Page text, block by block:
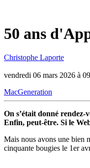
50 ans
Christophe Laporte
vendredi 06 mars 2026 à
MacGeneration
On s’était donné rendez-
Enfin, peut-être. Si le
Mais nous avons une bien
cinquante bougies le 1er